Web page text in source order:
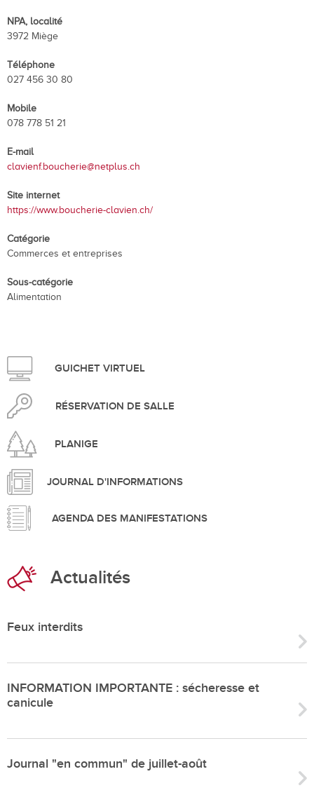
NPA, localité
3972 Miège
Téléphone
027 456 30 80
Mobile
078 778 51 21
E-mail
clavienf.boucherie@netplus.ch
Site internet
https://www.boucherie-clavien.ch/
Catégorie
Commerces et entreprises
Sous-catégorie
Alimentation
GUICHET VIRTUEL
RÉSERVATION DE SALLE
PLANIGE
JOURNAL D'INFORMATIONS
AGENDA DES MANIFESTATIONS
Actualités
Feux interdits
INFORMATION IMPORTANTE : sécheresse et
canicule
Journal "en commun" de juillet-août